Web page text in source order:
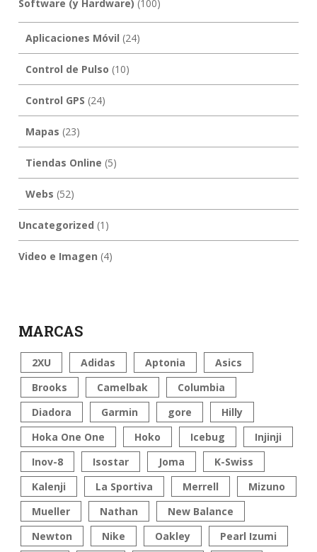
Software (y Hardware) (100)
Aplicaciones Móvil (24)
Control de Pulso (10)
Control GPS (24)
Mapas (23)
Tiendas Online (5)
Webs (52)
Uncategorized (1)
Video e Imagen (4)
MARCAS
2XU Adidas Aptonia
Asics
Brooks
Camelbak
Columbia
Diadora
Garmin gore
Hilly
Hoka One One
Hoko Icebug
Injinji
Inov-8
Isostar Joma
K-Swiss
Kalenji
La Sportiva Merrell
Mizuno
Mueller
Nathan
New Balance
Newton
Nike Oakley Pearl Izumi